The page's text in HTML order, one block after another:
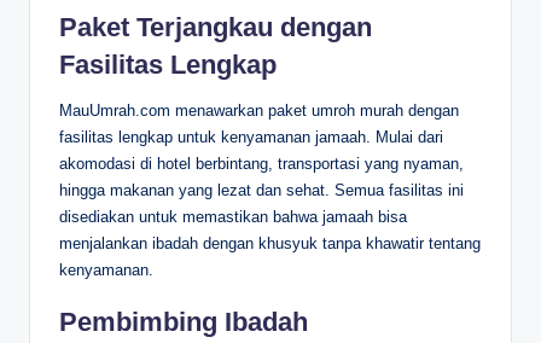
Paket Terjangkau dengan
Fasilitas Lengkap
MauUmrah.com menawarkan paket umroh murah dengan
fasilitas lengkap untuk kenyamanan jamaah. Mulai dari
akomodasi di hotel berbintang, transportasi yang nyaman,
hingga makanan yang lezat dan sehat. Semua fasilitas ini
disediakan untuk memastikan bahwa jamaah bisa
menjalankan ibadah dengan khusyuk tanpa khawatir tentang
kenyamanan.
Pembimbing Ibadah